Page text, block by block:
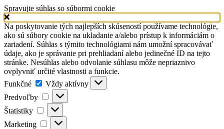
Spravujte súhlas so súbormi cookie
Na poskytovanie tých najlepších skúseností používame technológie,
ako sú súbory cookie na ukladanie a/alebo prístup k informáciám o
zariadení. Súhlas s týmito technológiami nám umožní spracovávať
údaje, ako je správanie pri prehliadaní alebo jedinečné ID na tejto
stránke. Nesúhlas alebo odvolanie súhlasu môže nepriaznivo
ovplyvniť určité vlastnosti a funkcie.
Funkčné
Funkčné
Vždy aktívny
Predvoľby
Predvoľby
Štatistiky Štatistiky
Marketing Marketing